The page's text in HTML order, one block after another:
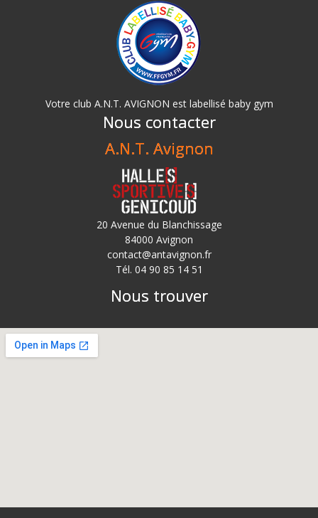
Votre club A.N.T. AVIGNON est labellisé baby gym
Nous contacter
A.N.T. Avignon
20 Avenue du Blanchissage
84000 Avignon
contact@antavignon.fr
Tél. 04 90 85 14 51
Nous trouver